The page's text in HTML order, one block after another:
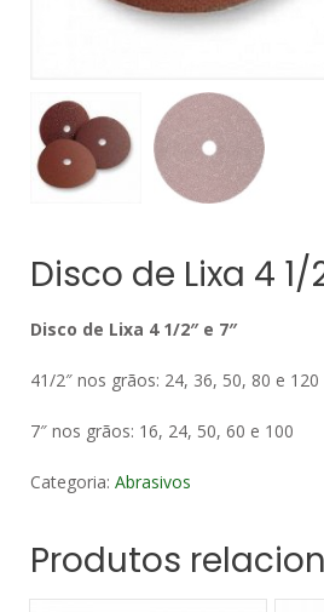
Disco de Lixa 4 1/
Disco de Lixa 4 1/2″ e 7″
41/2″ nos grãos: 24, 36, 50, 80 e 120
7″ nos grãos: 16, 24, 50, 60 e 100
Categoria: Abrasivos
Produtos